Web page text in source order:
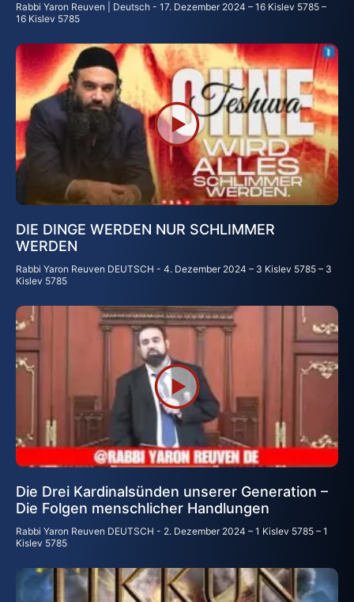
Rabbi Yaron Reuven | Deutsch
17. Dezember 2024 – 16 Kislev 5785 –
16 Kislev 5785
DIE DINGE WERDEN NUR SCHLIMMER
WERDEN
Rabbi Yaron Reuven DEUTSCH
4. Dezember 2024 – 3 Kislev 5785 – 3
Kislev 5785
Die Drei Kardinalsünden unserer Generation –
Die Folgen menschlicher Handlungen
Rabbi Yaron Reuven DEUTSCH
2. Dezember 2024 – 1 Kislev 5785 – 1
Kislev 5785